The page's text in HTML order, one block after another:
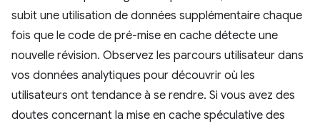
subit une utilisation de données supplémentaire chaque
fois que le code de pré-mise en cache détecte une
nouvelle révision. Observez les parcours utilisateur dans
vos données analytiques pour découvrir où les
utilisateurs ont tendance à se rendre. Si vous avez des
doutes concernant la mise en cache spéculative des